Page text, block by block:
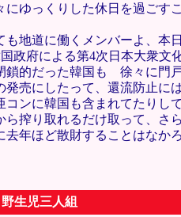
にゆっくりした休日を過ごす
も地道に働くメンバーよ、本
国政府による第4次日本大衆
鎖的だった韓国も 徐々に門
発売にしたって、還流防止に
コンに韓国も含まれてたりして
ら搾り取れるだけ取って、さ
去年ほど散財することはなか
生児三人組